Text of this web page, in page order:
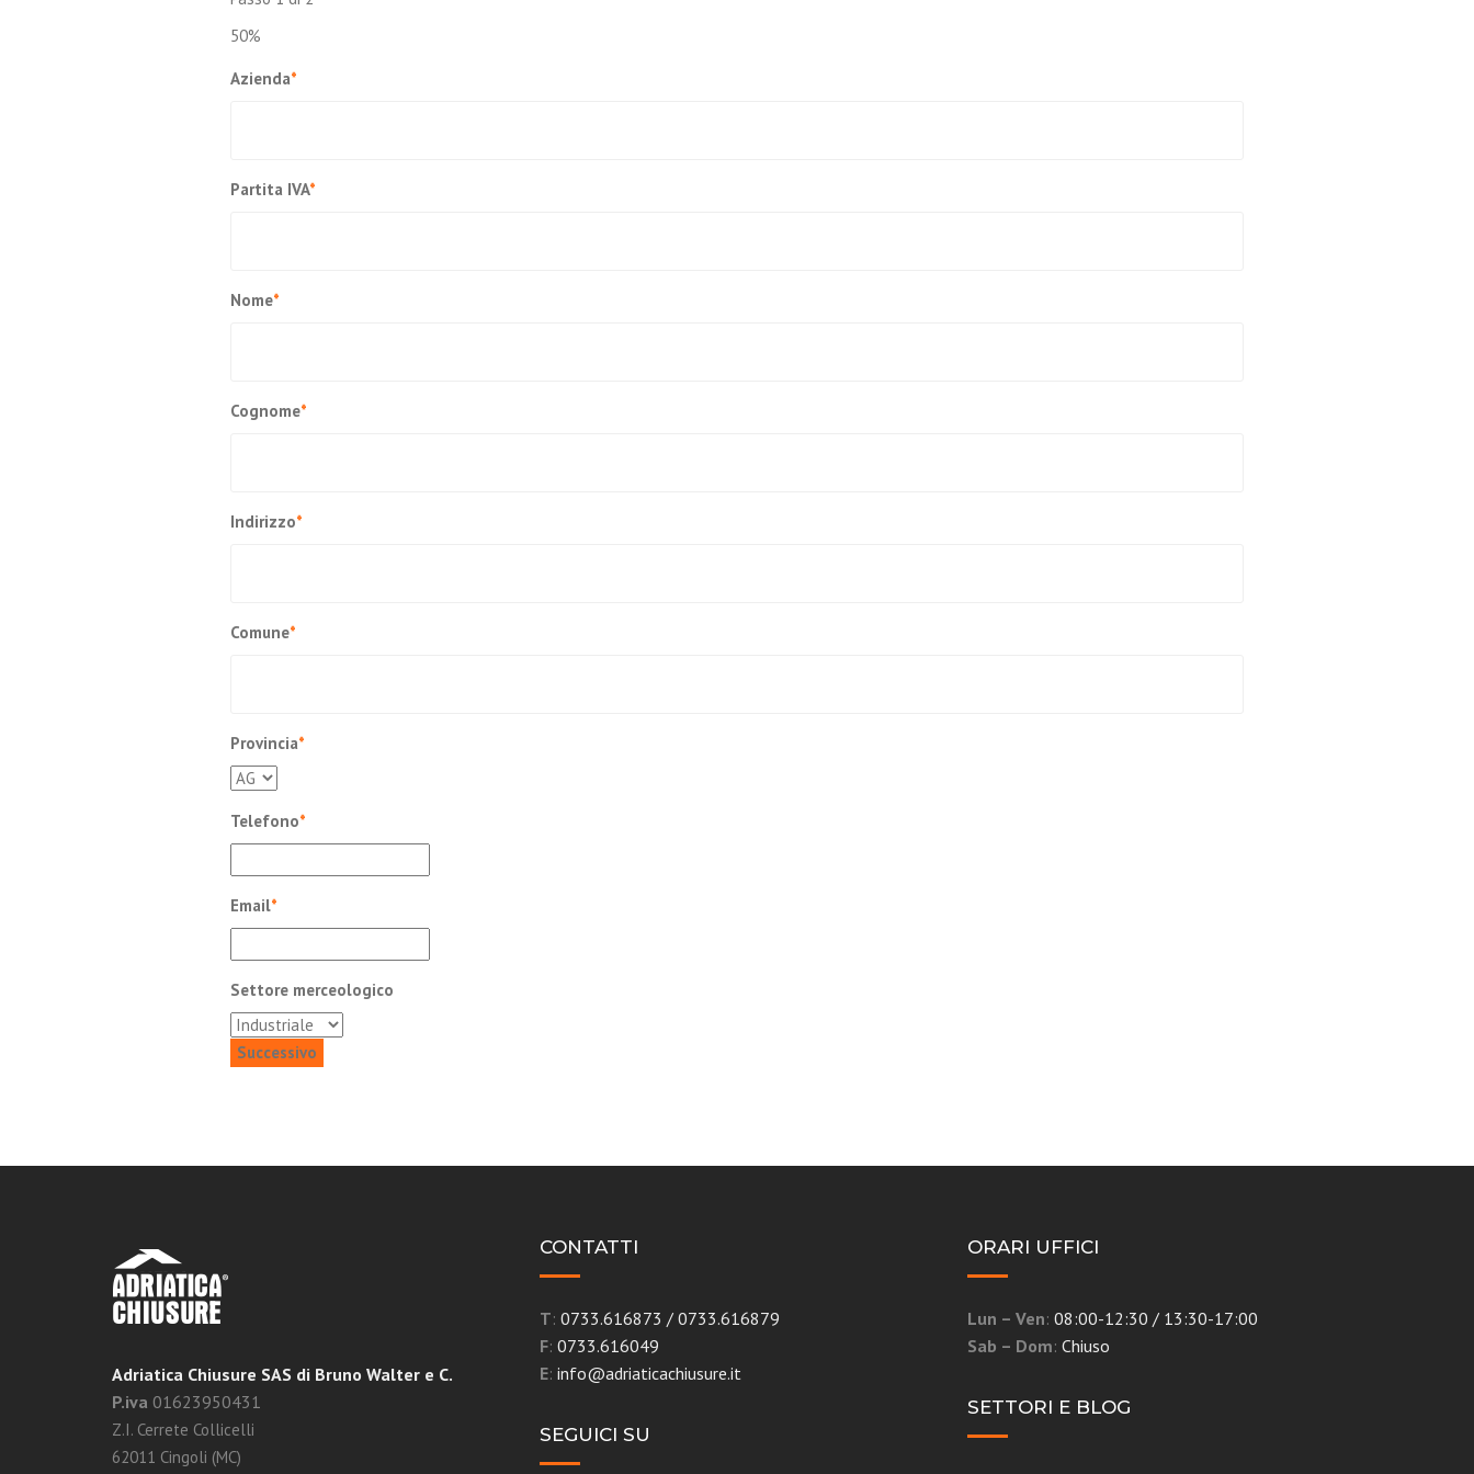
Ritelonatura capannoni
50%
Azienda*
Partita IVA*
Nome*
Cognome*
Indirizzo*
Comune*
Provincia*
Telefono*
Email*
Settore merceologico
Adriatica Chiusure SAS di Bruno Walter e C.
P.iva 01623950431
Z.I. Cerrete Collicelli
62011 Cingoli (MC)
CONTATTI
T: 0733.616873 / 0733.616879
F: 0733.616049
E: info@adriaticachiusure.it
SEGUICI SU
ORARI UFFICI
Lun – Ven: 08:00-12:30 / 13:30-17:00
Sab – Dom: Chiuso
SETTORI E BLOG